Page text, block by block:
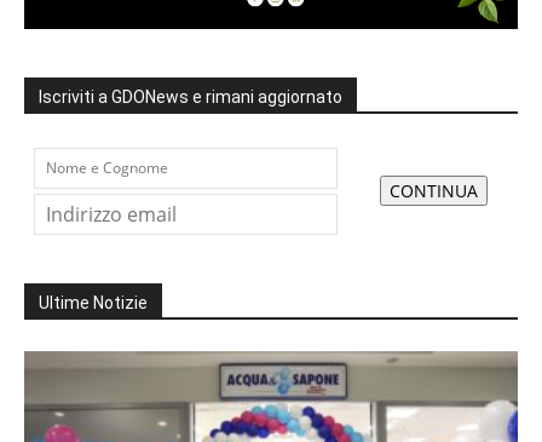
Iscriviti a GDONews e rimani aggiornato
Ultime Notizie